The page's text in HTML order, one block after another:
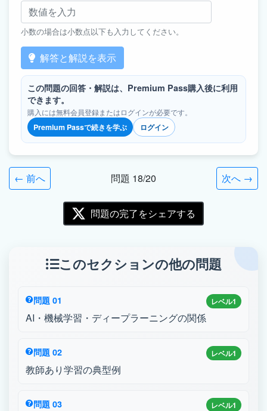
小数の場合は小数点以下も入力してください。
解答と解説を表示
この問題の回答・解説は、Premium Pass購入後に利用
できます。
購入には無料会員登録またはログインが必要です。
Premium Passで続きを学ぶ
ログイン
← 前へ 問題 18/20 次へ →
問題の完了をシェアする
このセクションの他の問題
レベル1
問題 01
AI・機械学習・ディープラーニングの関係
レベル1
問題 02
教師あり学習の典型例
レベル1
問題 03